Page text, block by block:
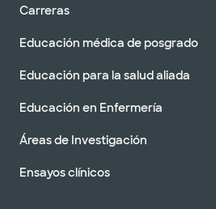
Carreras
Educación médica de posgrado
Educación para la salud aliada
Educación en Enfermería
Áreas de Investigación
Ensayos clínicos